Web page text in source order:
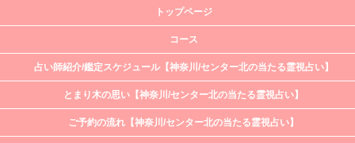
トップページ
コース
占い師紹介/鑑定スケジュール【神奈川/センター北の当たる霊視占い】
とまり木の思い【神奈川/センター北の当たる霊視占い】
ご予約の流れ【神奈川/センター北の当たる霊視占い】